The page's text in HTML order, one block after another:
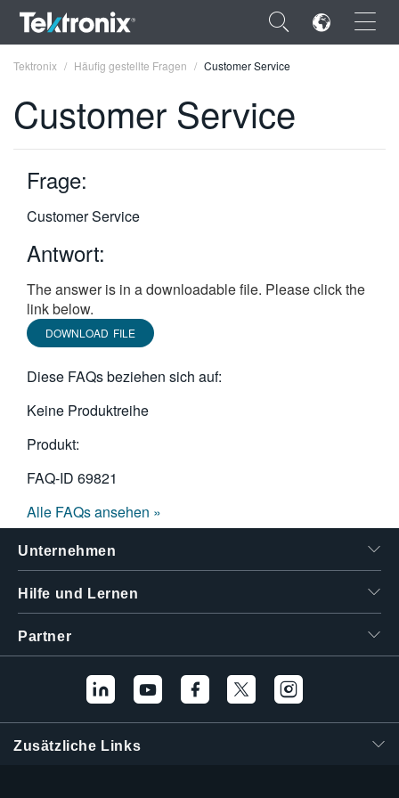
×
ENGLISH
FRANÇAIS
简体中文
日本語
한국어
繁體中文
Tektronix Häufig gestellte Fragen Customer Service
Customer Service
Frage:
Customer Service
Antwort:
The answer is in a downloadable file. Please click the
link below.
DOWNLOAD FILE
Diese FAQs beziehen sich auf:
Keine Produktreihe
Produkt:
FAQ-ID 69821
Alle FAQs ansehen »
Unternehmen
Hilfe und Lernen
Partner
Zusätzliche Links